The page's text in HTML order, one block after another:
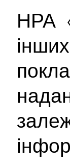
НРА